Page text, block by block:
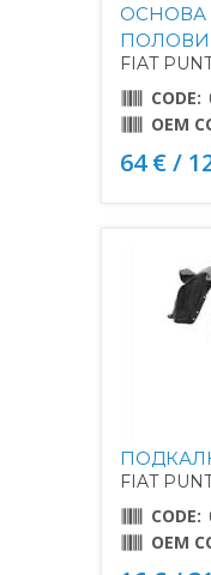
ОСНОВА
FIAT
CODE:
OEM
64 € /
FIAT
CODE:
OEM